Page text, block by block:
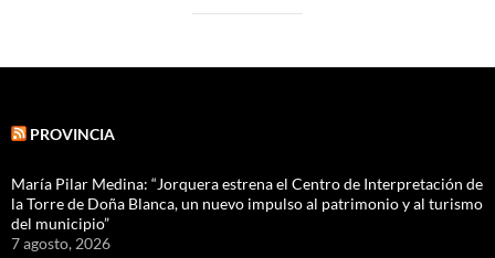
PROVINCIA
María Pilar Medina: “Jorquera estrena el Centro de Interpretación de
la Torre de Doña Blanca, un nuevo impulso al patrimonio y al turismo
del municipio”
7 agosto, 2026